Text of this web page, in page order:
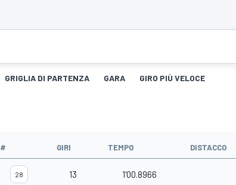
GRIGLIA DI PARTENZA GARA GIRO PIÙ VELOCE
# GIRI TEMPO DISTACCO
28 13 1'00.8966